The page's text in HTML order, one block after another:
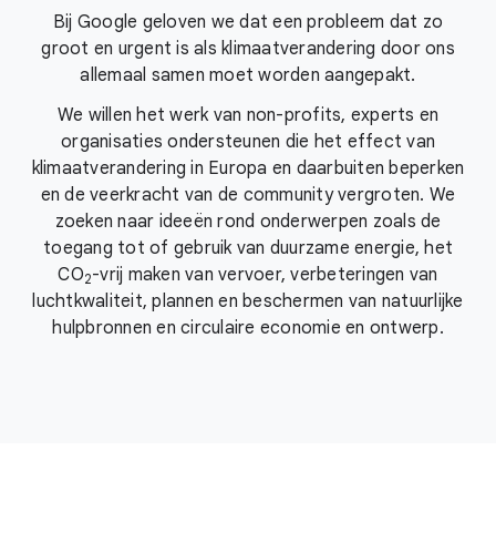
Bij Google geloven we dat een probleem dat zo
groot en urgent is als klimaatverandering door ons
allemaal samen moet worden aangepakt.
We willen het werk van non-profits, experts en
organisaties ondersteunen die het effect van
klimaatverandering in Europa en daarbuiten beperken
en de veerkracht van de community vergroten. We
zoeken naar ideeën rond onderwerpen zoals de
toegang tot of gebruik van duurzame energie, het
CO2-vrij maken van vervoer, verbeteringen van
luchtkwaliteit, plannen en beschermen van natuurlijke
hulpbronnen en circulaire economie en ontwerp.